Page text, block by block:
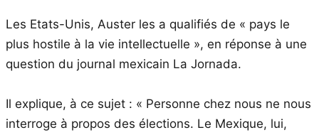
Les Etats-Unis, Auster les a qualifiés de « pays le
plus hostile à la vie intellectuelle », en réponse à une
question du journal mexicain La Jornada.
Il explique, à ce sujet : « Personne chez nous ne nous
interroge à propos des élections. Le Mexique, lui,